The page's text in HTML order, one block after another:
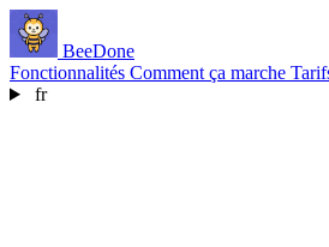
BeeDone
Fonctionnalités Comment ça marche
fr